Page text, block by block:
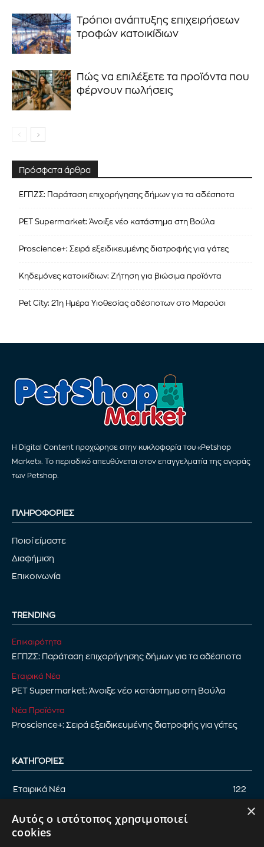
Τρόποι ανάπτυξης επιχειρήσεων
τροφών κατοικίδιων
Πώς να επιλέξετε τα προϊόντα που
φέρνουν πωλήσεις
Πρόσφατα άρθρα
ΕΓΠΖΣ: Παράταση επιχορήγησης δήμων για τα αδέσποτα
PET Supermarket: Άνοιξε νέο κατάστημα στη Βούλα
Proscience+: Σειρά εξειδικευμένης διατροφής για γάτες
Κηδεμόνες κατοικίδιων: Ζήτηση για βιώσιμα προϊόντα
Pet City: 21η Ημέρα Υιοθεσίας αδέσποτων στο Μαρούσι
Η Digital Content προχώρησε στην κυκλοφορία του «Petshop
Market». Το περιοδικό απευθύνεται στον επαγγελματία της αγοράς
των Petshop.
ΠΛΗΡΟΦΟΡΙΕΣ
Ποιοί είμαστε
Διαφήμιση
Επικοινωνία
TRENDING
Επικαιρότητα
ΕΓΠΖΣ: Παράταση επιχορήγησης δήμων για τα αδέσποτα
Εταιρικά Νέα
PET Supermarket: Άνοιξε νέο κατάστημα στη Βούλα
Νέα Προϊόντα
Proscience+: Σειρά εξειδικευμένης διατροφής για γάτες
ΚΑΤΗΓΟΡΊΕΣ
Εταιρικά Νέα 122
Αφιέρωμα
×
Αυτός ο ιστότοπος χρησιμοποιεί
cookies